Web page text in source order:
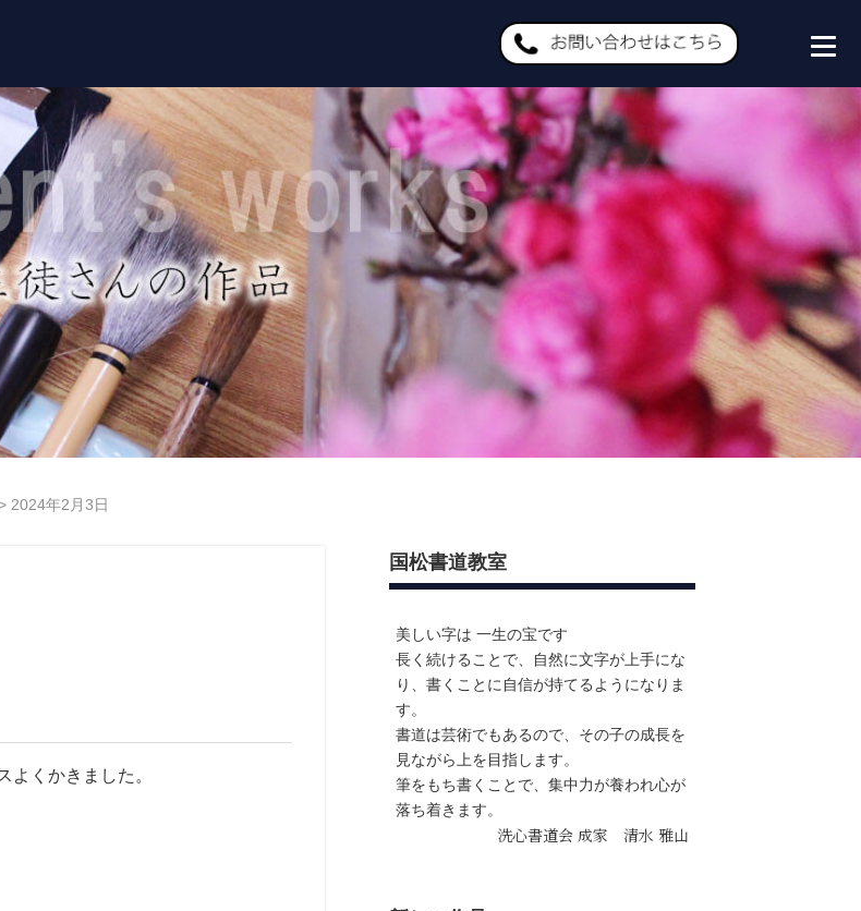
2024年2月3日
よくかきました。
国松書道教室
美しい字は 一生の宝です
長く続けることで、自然に文字が上手にな
り、書くことに自信が持てるようになりま
す。
書道は芸術でもあるので、その子の成長を
見ながら上を目指します。
筆をもち書くことで、集中力が養われ心が
落ち着きます。
洗心書道会 成家 清水 雅山